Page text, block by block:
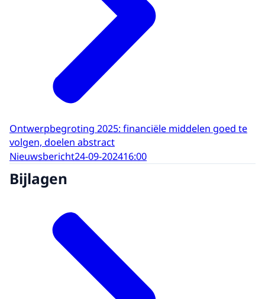
Ontwerpbegroting 2025: financiële middelen goed te
volgen, doelen abstract
Nieuwsbericht24-09-202416:00
Bijlagen